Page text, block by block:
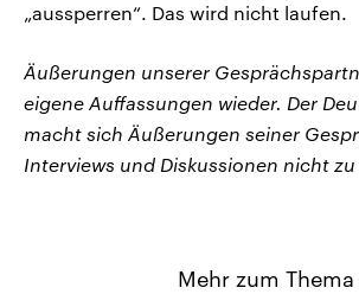
„aussperren“. Das wird nicht laufen.
Äußerungen unserer
eigene Auffassungen wieder. Der
macht sich Äußerungen seiner
Interviews und Diskussionen nicht zu
Mehr zum Thema